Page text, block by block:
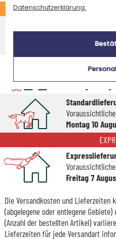
Mittwoch 12
Freitag 14
Montag 10
Freitag 7
Die Versandkosten und Lieferzeiten
(abgelegene oder entlegene
(Anzahl der bestellten Artikel)
Lieferzeiten für jede Versandart
Datenschutzerklärung.